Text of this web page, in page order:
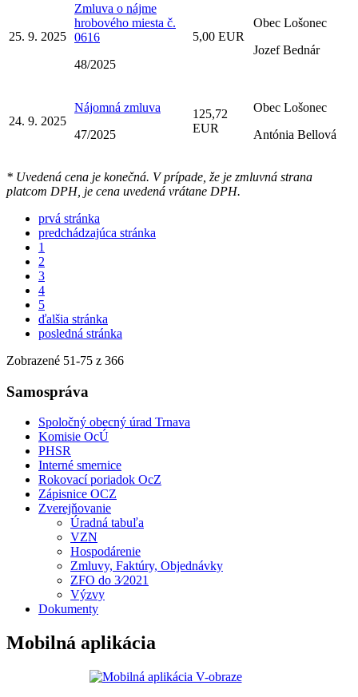
25. 9. 2025
Zmluva o nájme
hrobového miesta č.
0616
48/2025
5,00 EUR
Obec Lošonec
Jozef Bednár
24. 9. 2025
Nájomná zmluva
47/2025
125,72
EUR
Obec Lošonec
Antónia Bellová
* Uvedená cena je konečná. V prípade, že je zmluvná strana
platcom DPH, je cena uvedená vrátane DPH.
prvá stránka
predchádzajúca stránka
1
2
3
4
5
ďalšia stránka
posledná stránka
Zobrazené 51-75 z 366
Samospráva
Spoločný obecný úrad Trnava
Komisie OcÚ
PHSR
Interné smernice
Rokovací poriadok OcZ
Zápisnice OCZ
Zverejňovanie
Úradná tabuľa
VZN
Hospodárenie
Zmluvy, Faktúry, Objednávky
ZFO do 3⁄2021
Výzvy
Dokumenty
Mobilná aplikácia